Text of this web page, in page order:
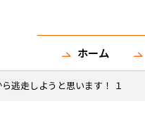
ホーム
逃走しようと思います！ １